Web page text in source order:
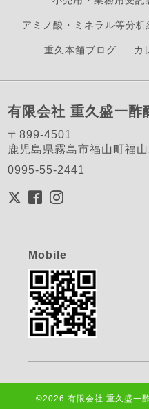
アミノ酸・ミネラル等分析
重久本舗ブログ カ
有限会社 重久盛一酢
〒899-4501
鹿児島県霧島市福山町福
0995-55-2441
Mobile
©2026 有限会社 重久盛一